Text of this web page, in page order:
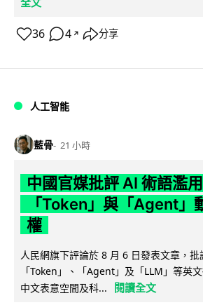
36 4 ↗ 分享
人工智能
藍骨 21 小時
中國官媒批評 AI 術語濫
「Token」與「Agent」
權
人民網旗下評論於 8 月 6 日發表文章，批
「Token」、「Agent」及「LLM」等英
中文表意空間及科...
閱讀全文